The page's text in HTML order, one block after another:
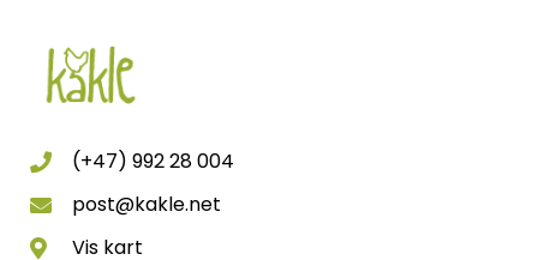
(+47) 992 28 004
post@kakle.net
Vis kart